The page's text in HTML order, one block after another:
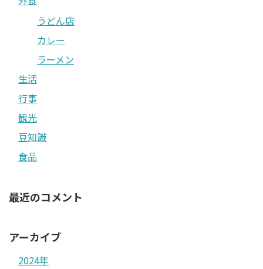
うどん店
カレー
ラーメン
生活
行事
観光
豆知識
食品
最近のコメント
アーカイブ
2024年